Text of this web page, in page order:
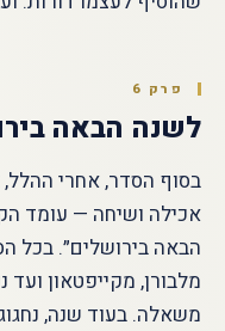
פרק 6
לשנה הבאה
בסוף הסדר, אחרי
אכילה ושיחה — עומד
הבאה בירושלים״. בכל
מלבורן, מקייפטאון
משאלה. בעוד שנה,